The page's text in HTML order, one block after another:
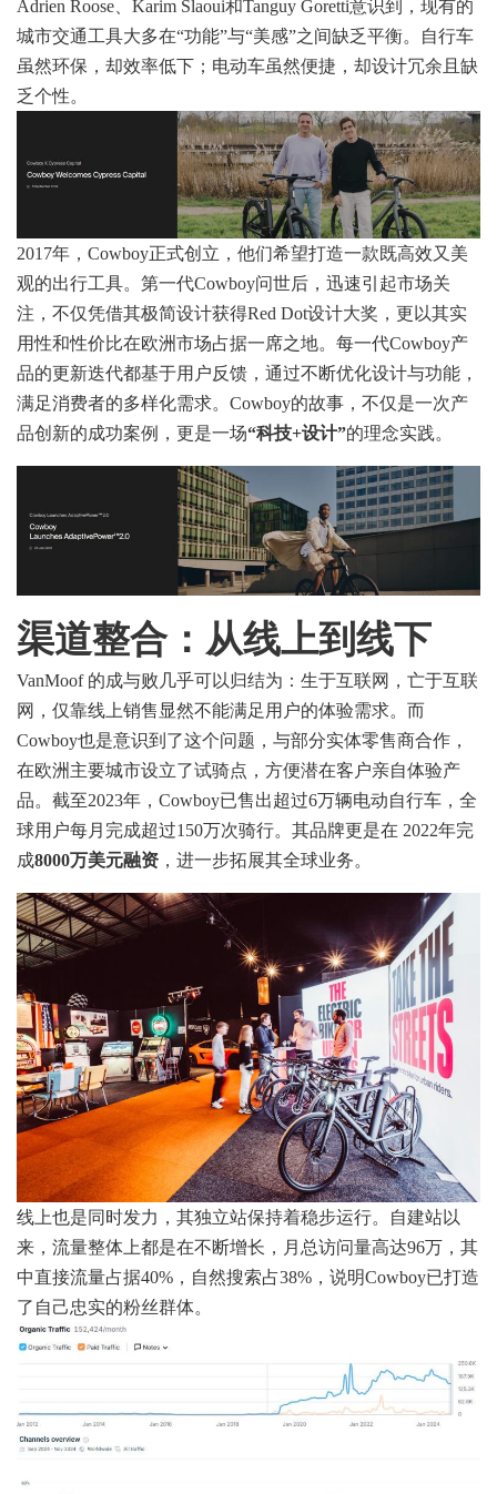
Adrien Roose、Karim Slaoui和Tanguy Goretti意识到，现有的
城市交通工具大多在“功能”与“美感”之间缺乏平衡。自行车
虽然环保，却效率低下；电动车虽然便捷，却设计冗余且缺
乏个性。
2017年，Cowboy正式创立，他们希望打造一款既高效又美
观的出行工具。第一代Cowboy问世后，迅速引起市场关
注，不仅凭借其极简设计获得Red Dot设计大奖，更以其实
用性和性价比在欧洲市场占据一席之地。每一代Cowboy产
品的更新迭代都基于用户反馈，通过不断优化设计与功能，
满足消费者的多样化需求。Cowboy的故事，不仅是一次产
品创新的成功案例，更是一场“科技+设计”的理念实践。
渠道整合： 从线上到线下
VanMoof 的成与败几乎可以归结为：生于互联网，亡于互联
网，仅靠线上销售显然不能满足用户的体验需求。而
Cowboy也是意识到了这个问题，与部分实体零售商合作，
在欧洲主要城市设立了试骑点，方便潜在客户亲自体验产
品。截至2023年，Cowboy已售出超过6万辆电动自行车，全
球用户每月完成超过150万次骑行。其品牌更是在 2022年完
成8000万美元融资 ，进一步拓展其全球业务。
线上也是同时发力，其独立站保持着稳步运行。自建站以
来，流量整体上都是在不断增长，月总访问量高达96万，其
中直接流量占据40%，自然搜索占38%，说明Cowboy已打造
了自己忠实的粉丝群体。